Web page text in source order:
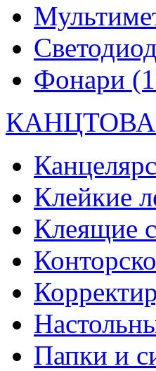
Фонари
Клейкие
Клеящие
Папки и